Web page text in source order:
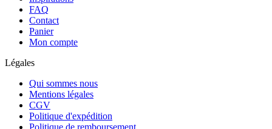
FAQ
Contact
Panier
Mon compte
Légales
Qui sommes nous
Mentions légales
CGV
Politique d'expédition
Politique de remboursement